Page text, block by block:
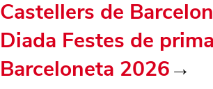
Castellers de
Diada Festes de
Barceloneta 2026→